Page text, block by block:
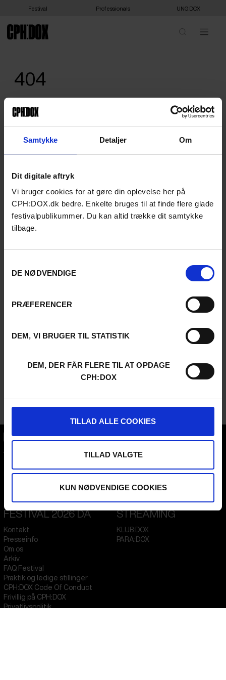
Samtykke Detaljer Om
Dit digitale aftryk
Vi bruger cookies for at gøre din oplevelse her på
CPH:DOX.dk bedre. Enkelte bruges til at finde flere glade
festivalpublikummer. Du kan altid trække dit samtykke
tilbage.
DE NØDVENDIGE
PRÆFERENCER
DEM, VI BRUGER TIL STATISTIK
DEM, DER FÅR FLERE TIL AT OPDAGE
CPH:DOX
TILLAD ALLE COOKIES
TILLAD VALGTE
KUN NØDVENDIGE COOKIES
Festival Professionals UNG:DOX
404
We are sorry, we can't show you that - or it doesn't exist. Please
head home.
Denmark
FESTIVAL 2026 DA
Kontakt
Presseinfo
Om os
Arkiv
FAQ Festival
Praktik og ledige stillinger
CPH:DOX Code Of Conduct
Frivillig på CPH:DOX
Privatlivspolitik
STREAMING
KLUB:DOX
PARA:DOX